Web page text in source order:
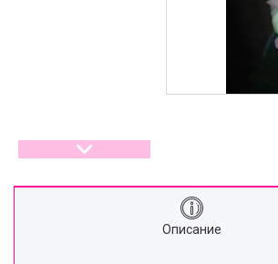
Описание